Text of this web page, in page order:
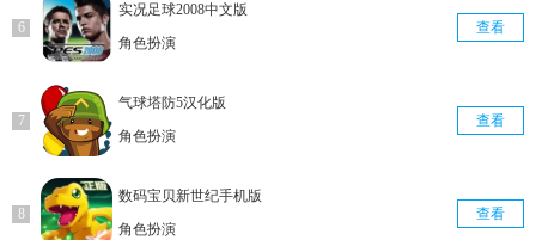
实况足球2008中文版
角色扮演
查看
气球塔防5汉化版
角色扮演
查看
数码宝贝新世纪手机版
角色扮演
查看